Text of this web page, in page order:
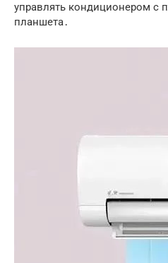
управлять кондиционером с
планшета․